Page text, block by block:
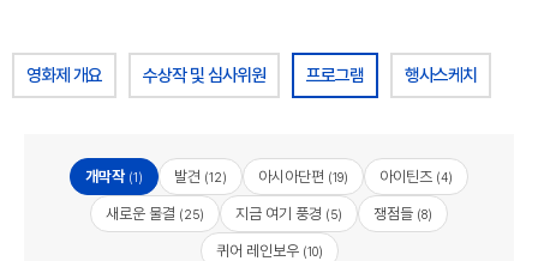
영화제 개요 수상작 및 심사위원 프로그램 행사스케치
개막작 (1) 발견 (12) 아시아단편 (19) 아이틴즈 (4)
새로운 물결 (25) 지금 여기 풍경 (5) 쟁점들 (8)
퀴어 레인보우(10)